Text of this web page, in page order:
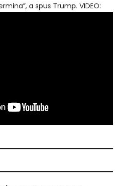
a spus Trump. VIDEO: